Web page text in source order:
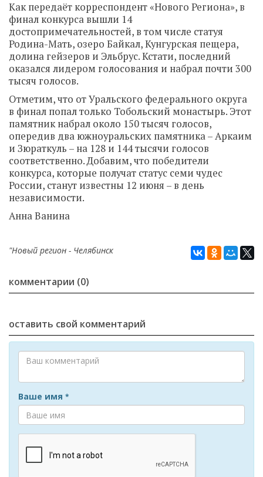
Как передаёт корреспондент «Нового Региона», в
финал конкурса вышли 14
достопримечательностей, в том числе статуя
Родина-Мать, озеро Байкал, Кунгурская пещера,
долина гейзеров и Эльбрус. Кстати, последний
оказался лидером голосования и набрал почти 300
тысяч голосов.
Отметим, что от Уральского федерального округа
в финал попал только Тобольский монастырь. Этот
памятник набрал около 150 тысяч голосов,
опередив два южноуральских памятника – Аркаим
и Зюраткуль – на 128 и 144 тысячи голосов
соответственно. Добавим, что победители
конкурса, которые получат статус семи чудес
России, станут известны 12 июня – в день
независимости.
Анна Ванина
"Новый регион - Челябинск
комментарии (0)
оставить свой комментарий
Ваше имя *